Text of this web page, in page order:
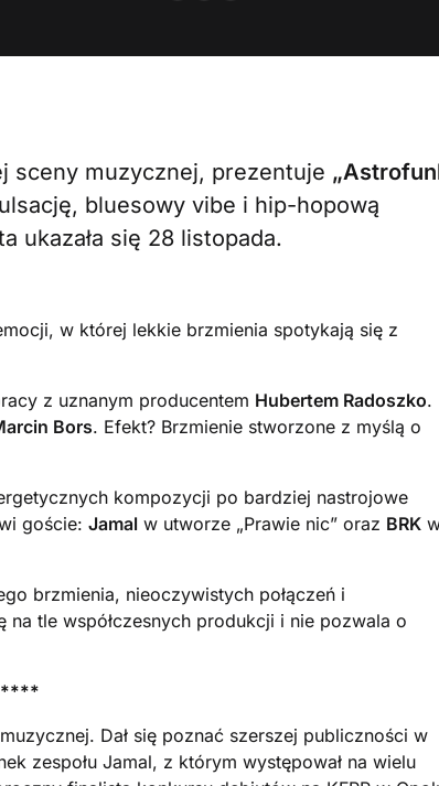
sceny muzycznej, prezentuje
bluesowy vibe i hip-hopową
ukazała się 28 listopada.
w której lekkie brzmienia spotykają się z
z uznanym producentem Hubertem Radoszko.
Bors. Efekt? Brzmienie stworzone z myślą o
kompozycji po bardziej nastrojowe
goście: Jamal w utworze „Prawie nic” oraz BRK
brzmienia, nieoczywistych połączeń i
tle współczesnych produkcji i nie pozwala o
Dał się poznać szerszej publiczności w
zespołu Jamal, z którym występował na wielu